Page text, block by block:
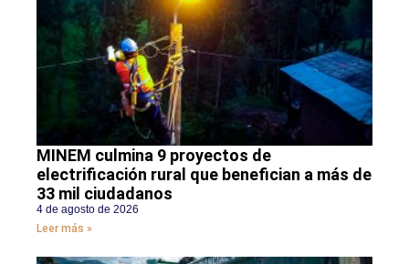
MINEM culmina 9 proyectos de
electrificación rural que benefician a más de
33 mil ciudadanos
4 de agosto de 2026
Leer más »